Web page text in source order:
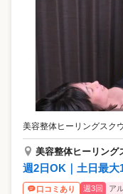
美容整体ヒーリングスク
美容整体ヒーリング
週2日OK｜土日最大
口コミあり 週3回 ア